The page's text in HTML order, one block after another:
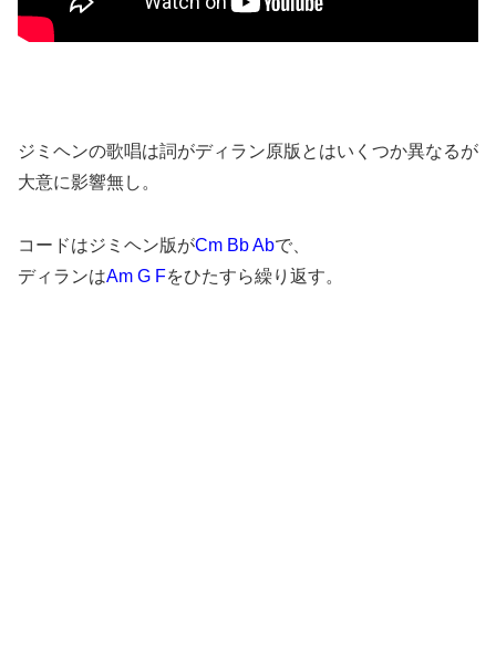
ジミヘンの歌唱は詞がディラン原版とはいくつか異なるが
大意に影響無し。
コードはジミヘン版がCm Bb Abで、
ディランはAm G Fをひたすら繰り返す。